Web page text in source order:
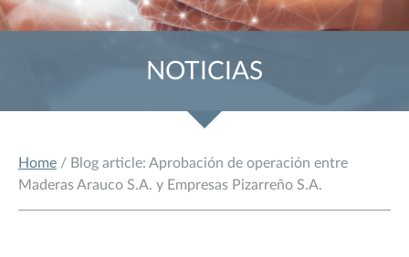
NOTICIAS
Home / Blog article: Aprobación de operación entre
Maderas Arauco S.A. y Empresas Pizarreño S.A.